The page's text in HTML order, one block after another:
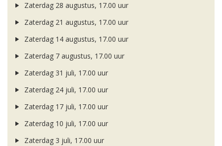
Zaterdag 28 augustus, 17.00 uur
Zaterdag 21 augustus, 17.00 uur
Zaterdag 14 augustus, 17.00 uur
Zaterdag 7 augustus, 17.00 uur
Zaterdag 31 juli, 17.00 uur
Zaterdag 24 juli, 17.00 uur
Zaterdag 17 juli, 17.00 uur
Zaterdag 10 juli, 17.00 uur
Zaterdag 3 juli, 17.00 uur